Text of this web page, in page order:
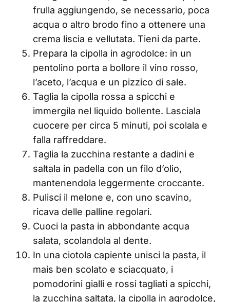
frulla aggiungendo, se necessario, poca
acqua o altro brodo fino a ottenere una
crema liscia e vellutata. Tieni da parte.
Prepara la cipolla in agrodolce: in un
pentolino porta a bollore il vino rosso,
l’aceto, l’acqua e un pizzico di sale.
Taglia la cipolla rossa a spicchi e
immergila nel liquido bollente. Lasciala
cuocere per circa 5 minuti, poi scolala e
falla raffreddare.
Taglia la zucchina restante a dadini e
saltala in padella con un filo d’olio,
mantenendola leggermente croccante.
Pulisci il melone e, con uno scavino,
ricava delle palline regolari.
Cuoci la pasta in abbondante acqua
salata, scolandola al dente.
In una ciotola capiente unisci la pasta, il
mais ben scolato e sciacquato, i
pomodorini gialli e rossi tagliati a spicchi,
la zucchina saltata, la cipolla in agrodolce,